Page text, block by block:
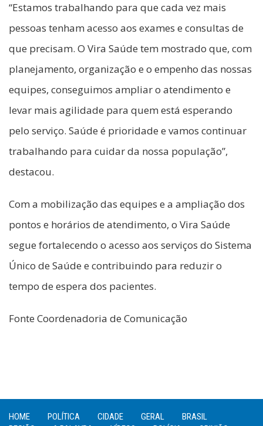
“Estamos trabalhando para que cada vez mais
pessoas tenham acesso aos exames e consultas de
que precisam. O Vira Saúde tem mostrado que, com
planejamento, organização e o empenho das nossas
equipes, conseguimos ampliar o atendimento e
levar mais agilidade para quem está esperando
pelo serviço. Saúde é prioridade e vamos continuar
trabalhando para cuidar da nossa população”,
destacou.
Com a mobilização das equipes e a ampliação dos
pontos e horários de atendimento, o Vira Saúde
segue fortalecendo o acesso aos serviços do Sistema
Único de Saúde e contribuindo para reduzir o
tempo de espera dos pacientes.
Fonte Coordenadoria de Comunicação
HOME POLÍTICA CIDADE GERAL
BRASIL